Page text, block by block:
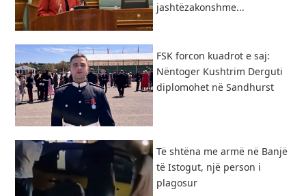
jashtëzakonshme...
FSK forcon kuadrot e saj:
Nëntoger Kushtrim Derguti
diplomohet në Sandhurst
Të shtëna me armë në Banjë
të Istogut, një person i
plagosur